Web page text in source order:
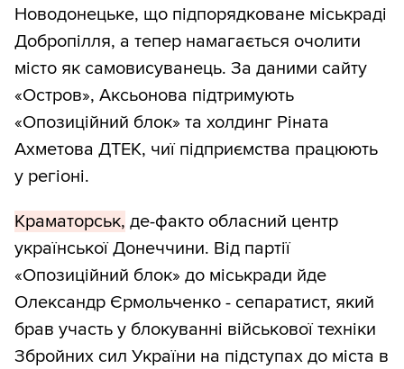
Новодонецьке, що підпорядковане міськраді
Добропілля, а тепер намагається очолити
місто як самовисуванець. За даними сайту
«Остров», Аксьонова підтримують
«Опозиційний блок» та холдинг Ріната
Ахметова ДТЕК, чиї підприємства працюють
у регіоні.
Краматорськ, де-факто обласний центр
української Донеччини. Від партії
«Опозиційний блок» до міськради йде
Олександр Єрмольченко - сепаратист, який
брав участь у блокуванні військової техніки
Збройних сил України на підступах до міста в